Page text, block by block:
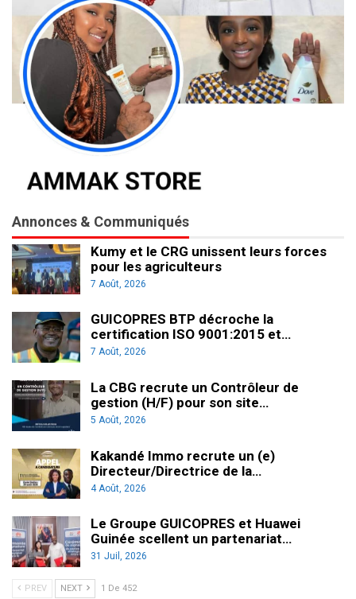
Annonces & Communiqués
Kumy et le CRG unissent leurs forces
pour les agriculteurs
7 Août, 2026
GUICOPRES BTP décroche la
certification ISO 9001:2015 et…
7 Août, 2026
La CBG recrute un Contrôleur de
gestion (H/F) pour son site…
5 Août, 2026
Kakandé Immo recrute un (e)
Directeur/Directrice de la…
4 Août, 2026
Le Groupe GUICOPRES et Huawei
Guinée scellent un partenariat…
31 Juil, 2026
PREV NEXT 1 De 452